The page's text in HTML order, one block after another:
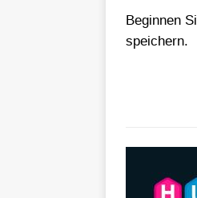
Beginnen
speichern.